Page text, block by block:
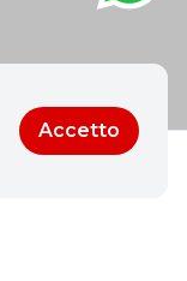
Accetto